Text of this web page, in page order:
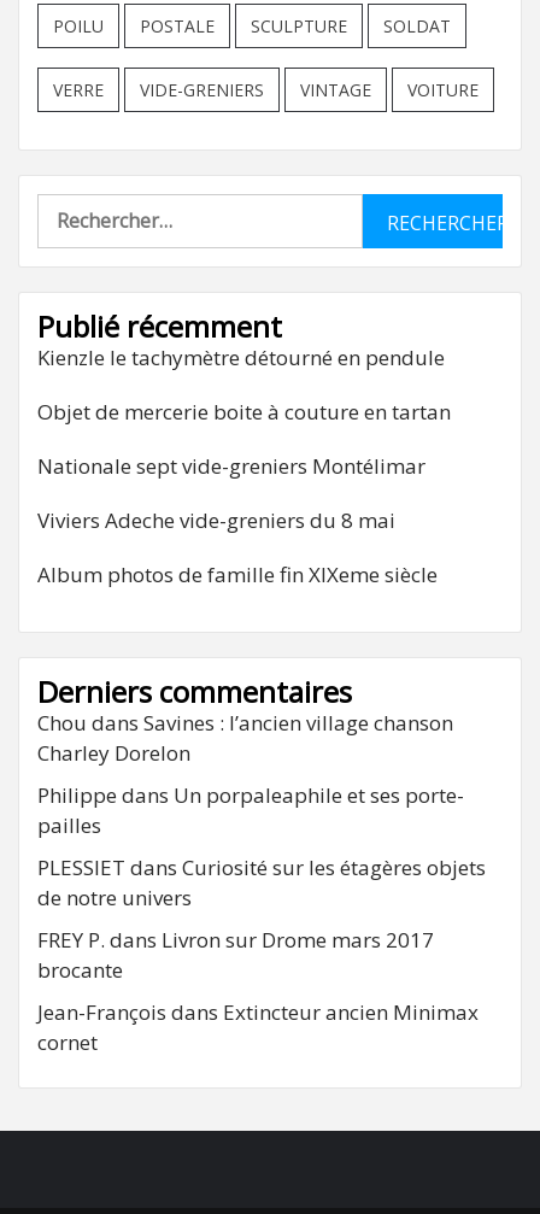
POILU POSTALE SCULPTURE SOLDAT
VERRE VIDE-GRENIERS VINTAGE VOITURE
Rechercher :
Publié récemment
Kienzle le tachymètre détourné en pendule
Objet de mercerie boite à couture en tartan
Nationale sept vide-greniers Montélimar
Viviers Adeche vide-greniers du 8 mai
Album photos de famille fin XIXeme siècle
Derniers commentaires
Chou dans Savines : l’ancien village chanson
Charley Dorelon
Philippe dans Un porpaleaphile et ses porte-
pailles
PLESSIET dans Curiosité sur les étagères objets
de notre univers
FREY P. dans Livron sur Drome mars 2017
brocante
Jean-François dans Extincteur ancien Minimax
cornet